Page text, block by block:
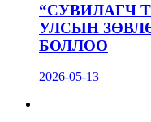
“СУВИЛАГЧ
УЛСЫН
БОЛЛОО
2026-05-13